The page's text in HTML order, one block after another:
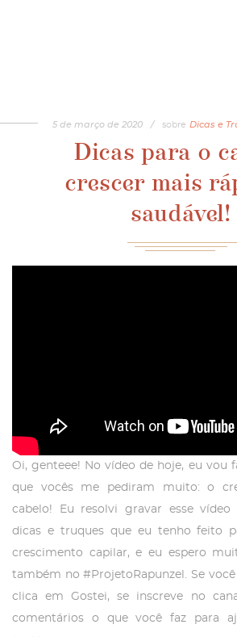
5 de março de 2020 / sobre Dicas e
Dicas para o
crescer mais
saudável!
Oi, genteee! No vídeo de hoje, eu vou
que vocês me pediram muito: o
cabelo! Eu resolvi gravar esse
dicas e truques que eu tenho feito
crescimento capilar, e eu espero
também no #ProjetoRapunzel. Se
clica em Gostei, se inscreve no
comentários o que você faz para